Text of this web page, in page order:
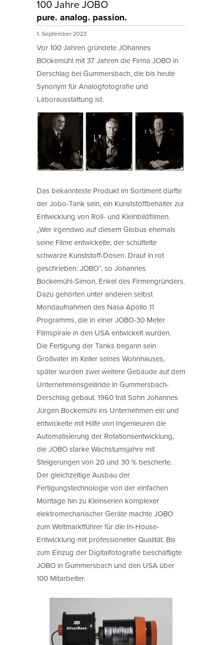
100 Jahre JOBO
pure. analog. passion.
1. September 2023
Vor 100 Jahren gründete JOhannes
BOckemühl mit 37 Jahren die Firma JOBO in
Derschlag bei Gummersbach, die bis heute
Synonym für Analogfotografie und
Laborausstattung ist.
Das bekannteste Produkt im Sortiment dürfte
der Jobo-Tank sein, ein Kunststoffbehälter zur
Entwicklung von Roll- und Kleinbildfilmen.
„Wer irgendwo auf diesem Globus ehemals
seine Filme entwickelte, der schüttelte
schwarze Kunststoff-Dosen. Drauf in rot
geschrieben: JOBO“, so Johannes
Bockemühl-Simon, Enkel des Firmengründers.
Dazu gehörten unter anderen selbst
Mondaufnahmen des Nasa Apollo 11
Programms, die in einer JOBO-30 Meter
Filmspirale in den USA entwickelt wurden.
Die Fertigung der Tanks begann sein
Großvater im Keller seines Wohnhauses,
später wurden zwei weitere Gebäude auf dem
Unternehmensgelände in Gummersbach-
Derschlag gebaut. 1960 trat Sohn Johannes
Jürgen Bockemühl ins Unternehmen ein und
entwickelte mit Hilfe von Ingenieuren die
Automatisierung der Rotationsentwicklung,
die JOBO starke Wachstumsjahre mit
Steigerungen von 20 und 30 % bescherte.
Der gleichzeitige Ausbau der
Fertigungstechnologie von der einfachen
Montage hin zu Kleinserien komplexer
elektromechanischer Geräte machte JOBO
zum Weltmarktführer für die In-House-
Entwicklung mit professioneller Qualität. Bis
zum Einzug der Digitalfotografie beschäftigte
JOBO in Gummersbach und den USA über
100 Mitarbeiter.